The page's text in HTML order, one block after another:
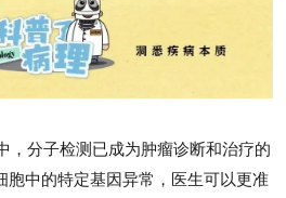
，分子检测已成为肿瘤诊断和治疗的
胞中的特定基因异常，医生可以更准